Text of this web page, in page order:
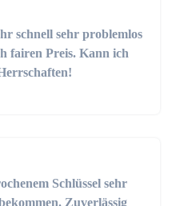
schnell sehr problemlos
fairen Preis. Kann ich
Schlüssel sehr
Zuverlässig